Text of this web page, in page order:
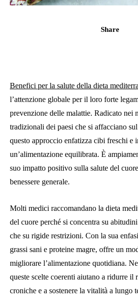
Share
Benefici per la salute della dieta
l’attenzione globale per il loro forte
prevenzione delle malattie. Radicato nei
tradizionali dei paesi che si affacciano
questo approccio enfatizza cibi freschi e
un’alimentazione equilibrata. È
suo impatto positivo sulla salute del
benessere generale.
Molti medici raccomandano la dieta
del cuore perché si concentra su
che su rigide restrizioni. Con la sua
grassi sani e proteine ​​magre, offre un
migliorare l’alimentazione quotidiana.
queste scelte coerenti aiutano a ridurre il
croniche e a sostenere la vitalità a lungo